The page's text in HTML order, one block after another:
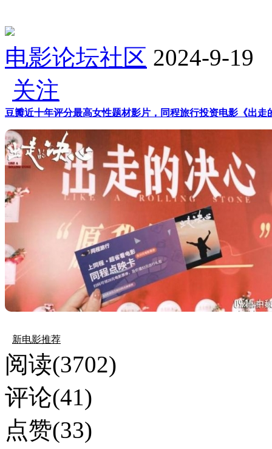
电影论坛社区 2024-9-19
关注
豆瓣近十年评分最高女性题材影片，同程旅行投资电影《出走
新电影推荐
阅读(3702)
评论(41)
点赞(33)